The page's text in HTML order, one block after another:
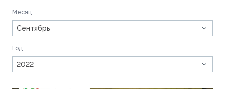
Месяц
Сентябрь
Год
2022